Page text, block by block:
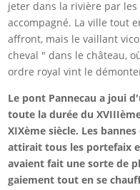
jeter dans la rivière par
accompagné. La ville tout
affront, mais le vaillant
cheval " dans le château,
ordre royal vint le
Le pont Pannecau a joui
toute la durée du
XIXème siècle. Les
attirait tous les portefaix
avaient fait une sorte de
gaiement tout en se